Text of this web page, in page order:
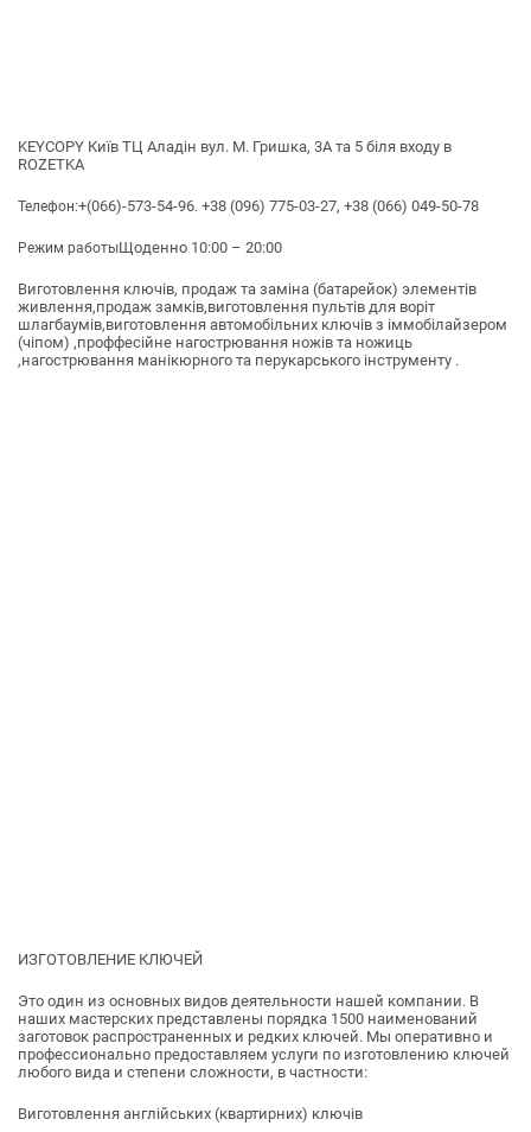
KEYCOPY Київ ТЦ Аладін вул. М. Гришка, 3А та 5 біля входу в
ROZETKA
Телефон:+(066)-573-54-96. +38 (096) 775-03-27, +38 (066) 049-50-78
Режим работыЩоденно 10:00 – 20:00
Виготовлення ключів, продаж та заміна (батарейок) элементів
живлення,продаж замків,виготовлення пультів для воріт
шлагбаумів,виготовлення автомобільних ключів з іммобілайзером
(чіпом) ,проффесійне нагострювання ножів та ножиць
,нагострювання манікюрного та перукарського інструменту .
ИЗГОТОВЛЕНИЕ КЛЮЧЕЙ
Это один из основных видов деятельности нашей компании. В
наших мастерских представлены порядка 1500 наименований
заготовок распространенных и редких ключей. Мы оперативно и
профессионально предоставляем услуги по изготовлению ключей
любого вида и степени сложности, в частности:
Виготовлення англійських (квартирних) ключів